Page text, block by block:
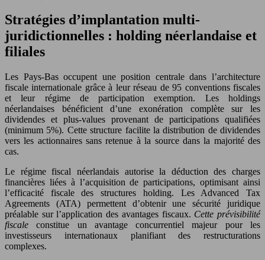
Stratégies d’implantation multi-
juridictionnelles : holding néerlandaise et
filiales
Les Pays-Bas occupent une position centrale dans l’architecture
fiscale internationale grâce à leur réseau de 95 conventions fiscales
et leur régime de participation exemption. Les holdings
néerlandaises bénéficient d’une exonération complète sur les
dividendes et plus-values provenant de participations qualifiées
(minimum 5%). Cette structure facilite la distribution de dividendes
vers les actionnaires sans retenue à la source dans la majorité des
cas.
Le régime fiscal néerlandais autorise la déduction des charges
financières liées à l’acquisition de participations, optimisant ainsi
l’efficacité fiscale des structures holding. Les Advanced Tax
Agreements (ATA) permettent d’obtenir une sécurité juridique
préalable sur l’application des avantages fiscaux. Cette prévisibilité
fiscaleconstitue un avantage concurrentiel majeur pour les
investisseurs internationaux planifiant des restructurations
complexes.